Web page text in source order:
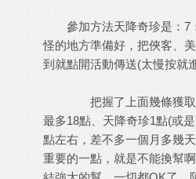
參加方法天降奇珍是：7
怪的地方準備好，把俠客、
到就點開活動傳送(太慢按就
把握了上面幾條獲取幫
最多18點、天降奇珍1點(或
點左右，差不多一個月多幾
重要的一點，就是不能換幫